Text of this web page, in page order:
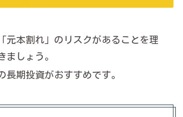
元本割れ」のリスクがあることを理
ましょう。
長期投資がおすすめです。